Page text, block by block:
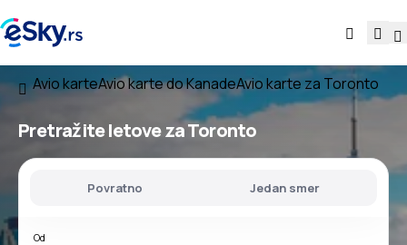
Avio karteAvio karte do KanadeAvio karte za Toronto
Pretražite letove za Toronto
Povratno Jedan smer
Od